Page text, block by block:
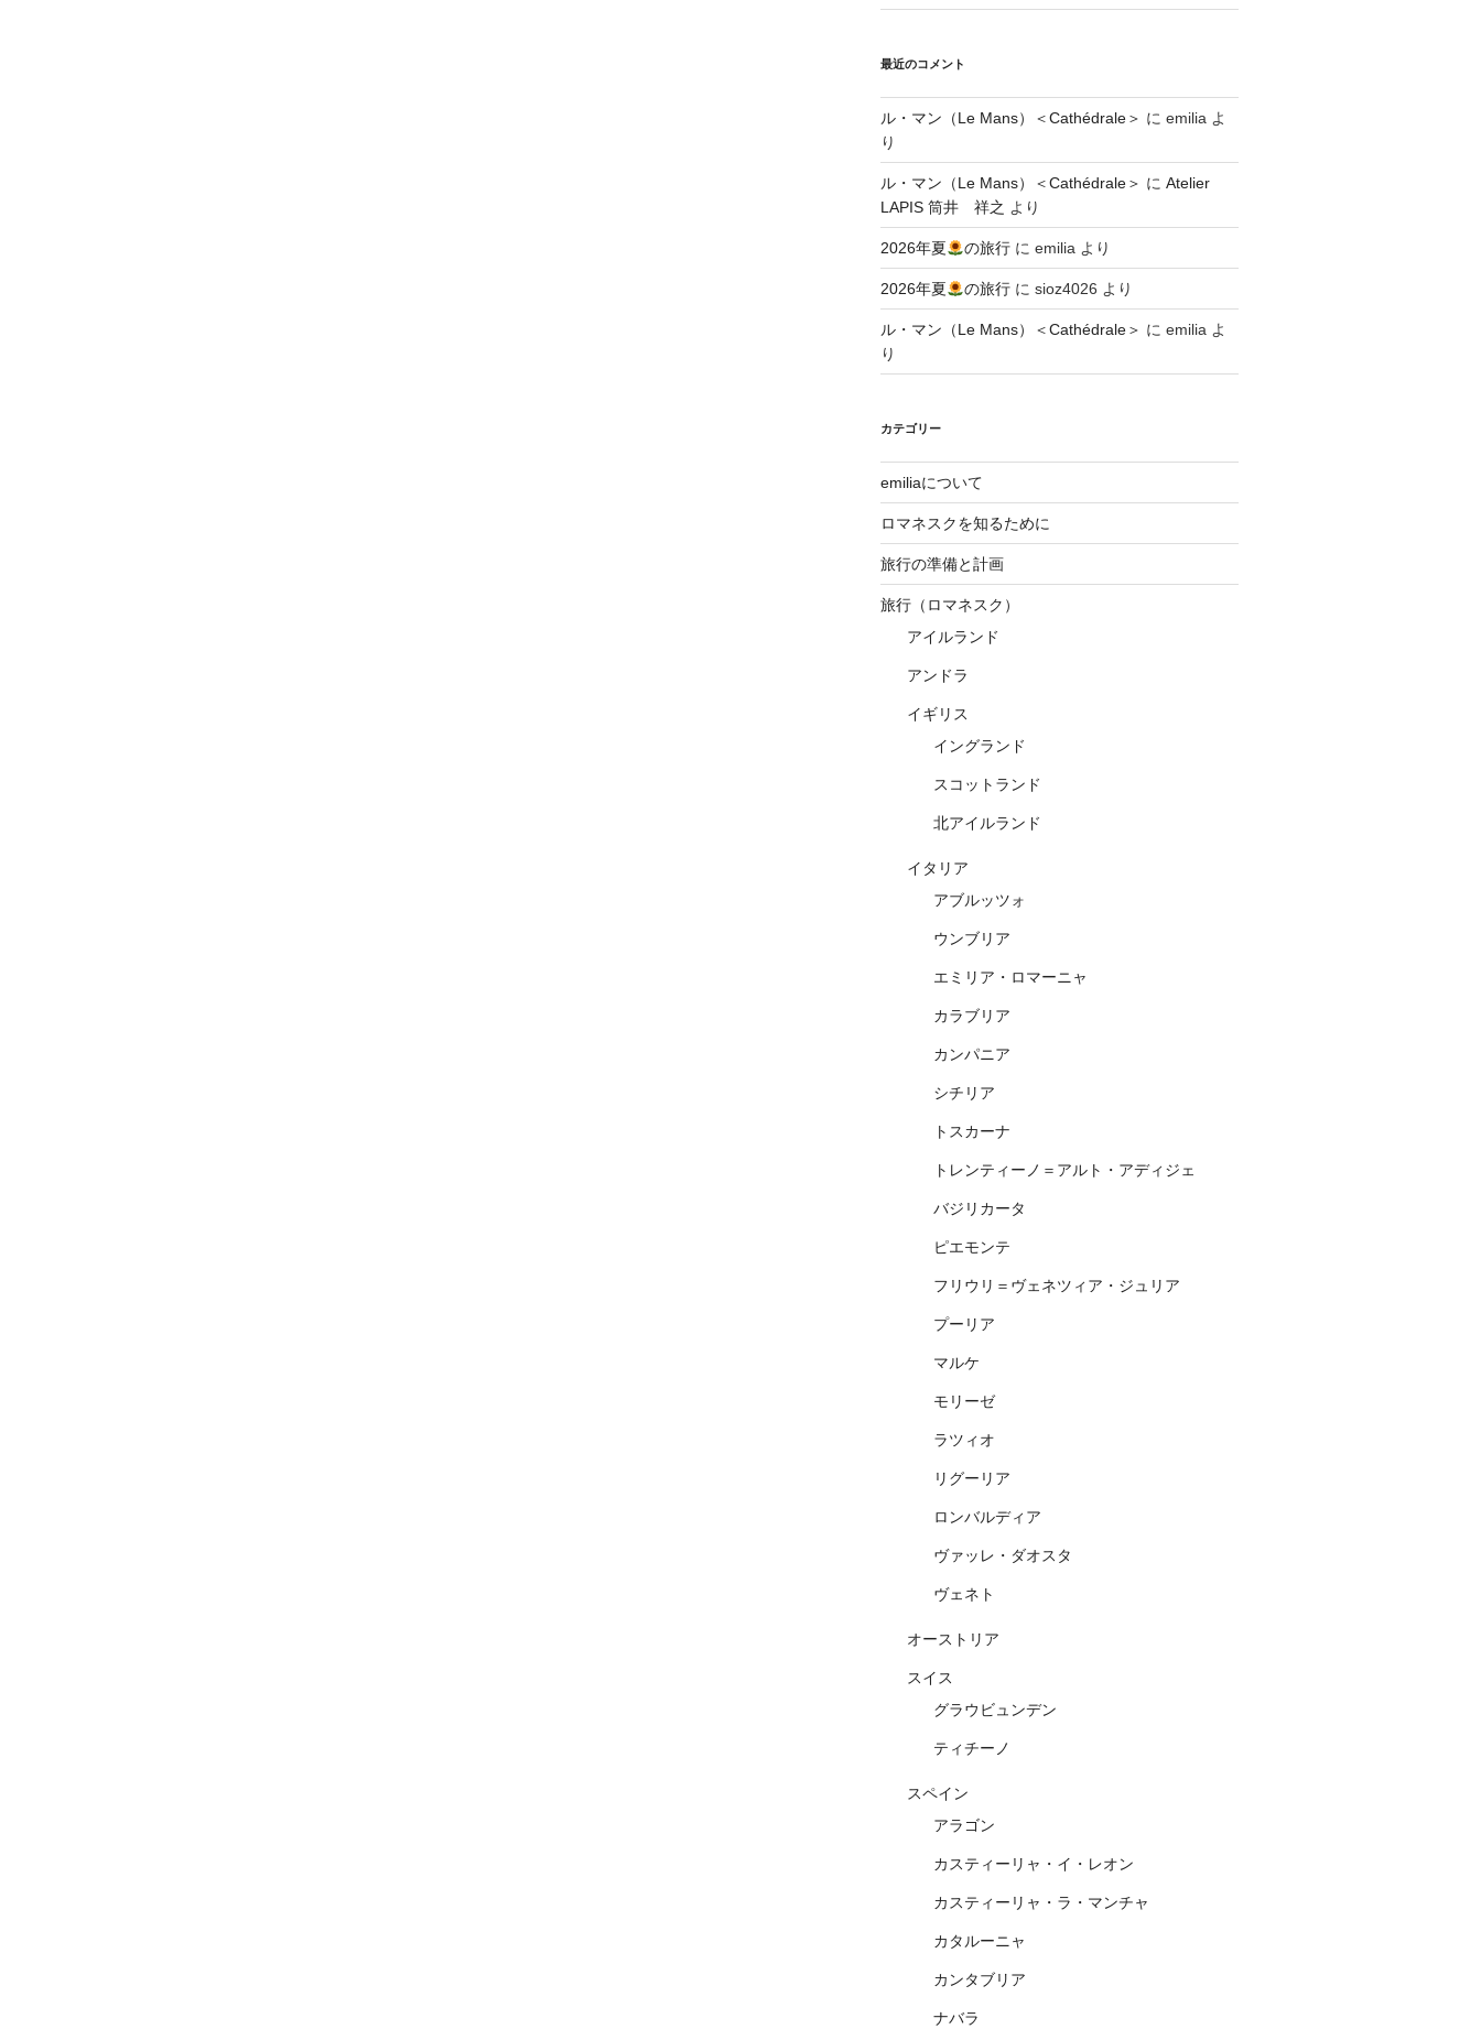
最近のコメント
ル・マン（Le Mans）＜Cathédrale＞ に emiliaよ
り
ル・マン（Le Mans）＜Cathédrale＞ に Atelier
LAPIS 筒井 祥之 より
2026年夏 の旅行に emiliaより
2026年夏 の旅行に sioz4026 より
ル・マン（Le Mans）＜Cathédrale＞ に emiliaよ
り
カテゴリー
emiliaについて
ロマネスクを知るために
旅行の準備と計画
旅行（ロマネスク）
アイルランド
アンドラ
イギリス
イングランド
スコットランド
北アイルランド
イタリア
アブルッツォ
ウンブリア
エミリア・ロマーニャ
カラブリア
カンパニア
シチリア
トスカーナ
トレンティーノ＝アルト・アディジェ
バジリカータ
ピエモンテ
フリウリ＝ヴェネツィア・ジュリア
プーリア
マルケ
モリーゼ
ラツィオ
リグーリア
ロンバルディア
ヴァッレ・ダオスタ
ヴェネト
オーストリア
スイス
グラウビュンデン
ティチーノ
スペイン
アラゴン
カスティーリャ・イ・レオン
カスティーリャ・ラ・マンチャ
カタルーニャ
カンタブリア
ナバラ